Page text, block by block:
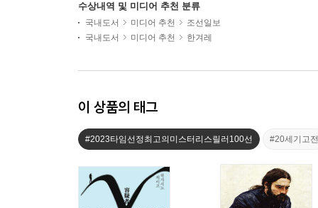
수상내역 및 미디어 추천 분류
국내도서 미디어 추천
조선일보
국내도서
미디어 추천 한겨레
이 상품의 태그
#2023타임선정최고의미스터리스릴러100선 #20세기고전